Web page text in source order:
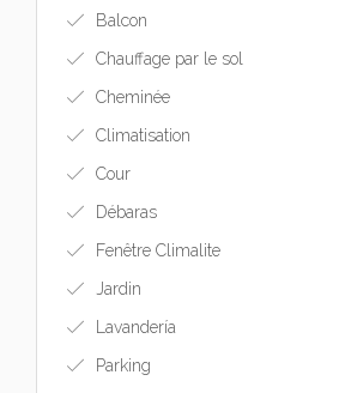
Balcon
Chauffage par le sol
Cheminée
Climatisation
Cour
Débaras
Fenêtre Climalite
Jardin
Lavandería
Parking